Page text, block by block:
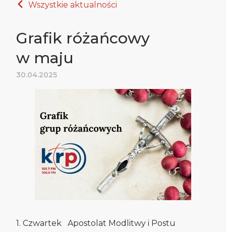
Wszystkie aktualności
Grafik różańcowy
w maju
30.04.2025
1. Czwartek Apostolat Modlitwy i Postu